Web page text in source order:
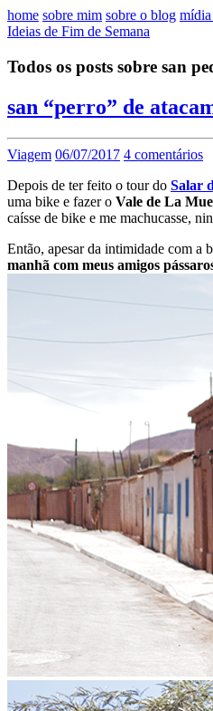
home sobre mim sobre o blog
Ideias de Fim de Semana
Todos os posts sobre san
san “perro” de
Viagem 06/07/2017 4 comentários
Depois de ter feito o tour do Salar
uma bike e fazer o Vale de La
caísse de bike e me machucasse,
Então, apesar da intimidade com a
manhã com meus amigos